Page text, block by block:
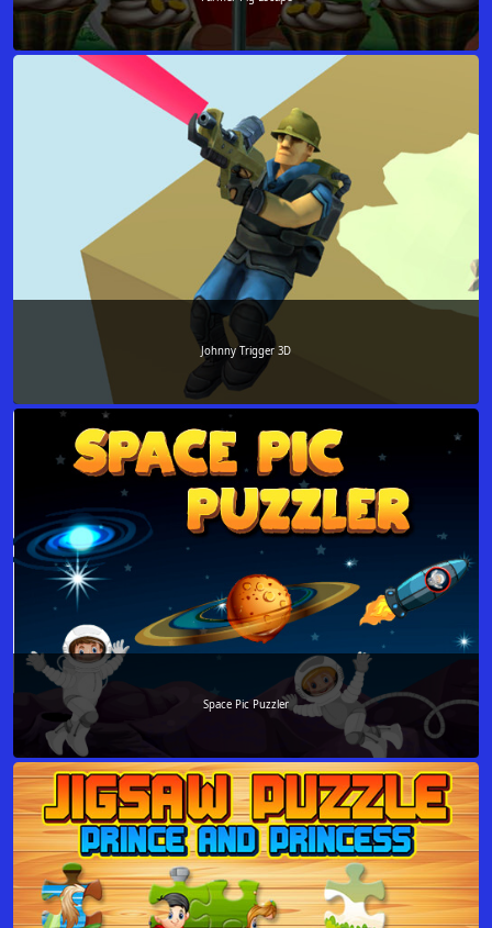
Johnny Trigger 3D
Space Pic Puzzler